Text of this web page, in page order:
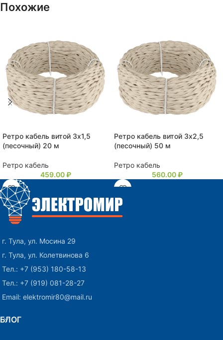
Похожие
Ретро кабель витой 3х1,5
(песочный) 20 м
Ретро кабель
459.00₽
Ретро кабель витой 3х2,5
(песочный) 50 м
Ретро кабель
560.00₽
г. Тула, ул. Мосина 29
г. Тула, ул. Колетвинова 6
Тел.: +7 (953) 180-58-13
Тел.: +7 (919) 081-28-27
Email: elektromir80@mail.ru
БЛОГ